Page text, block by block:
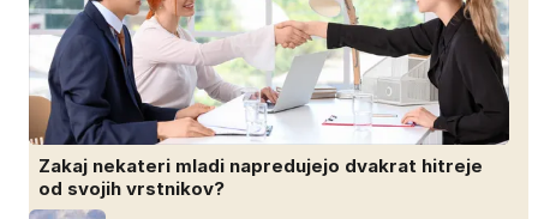
Zakaj nekateri mladi napredujejo dvakrat hitreje
od svojih vrstnikov?